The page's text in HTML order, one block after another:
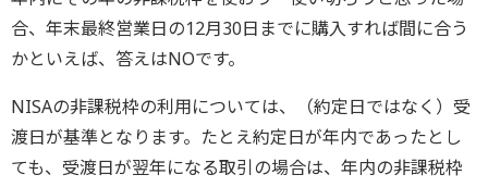
合、年末最終営業日の12月30日までに購入すれば間に合う
かといえば、答えはNOです。
NISAの非課税枠の利用については、（約定日ではなく）受
渡日が基準となります。たとえ約定日が年内であったとし
ても、受渡日が翌年になる取引の場合は、年内の非課税枠